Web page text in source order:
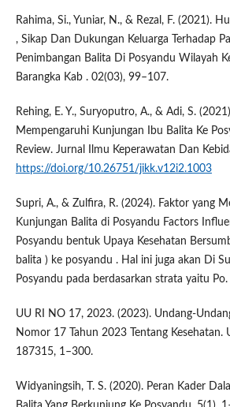
Rahima, Si., Yuniar, N., & Rezal, F. (2021).
, Sikap Dan Dukungan Keluarga Terhadap
Penimbangan Balita Di Posyandu Wilayah
Barangka Kab . 02(03), 99–107.
Rehing, E. Y., Suryoputro, A., & Adi, S.
Mempengaruhi Kunjungan Ibu Balita Ke
Review. Jurnal Ilmu Keperawatan Dan
https://doi.org/10.26751/jikk.v12i2.1003
Supri, A., & Zulfira, R. (2024). Faktor yang
Kunjungan Balita di Posyandu Factors
Posyandu bentuk Upaya Kesehatan
balita ) ke posyandu . Hal ini juga akan Di
Posyandu pada berdasarkan strata yaitu
UU RI NO 17, 2023. (2023). Undang-
Nomor 17 Tahun 2023 Tentang Kesehatan.
187315, 1–300.
Widyaningsih, T. S. (2020). Peran Kader